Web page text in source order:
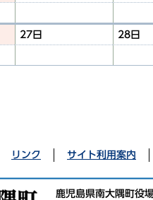
27日 28日
リンク サイト利用案内
鹿児島県南大隅町役